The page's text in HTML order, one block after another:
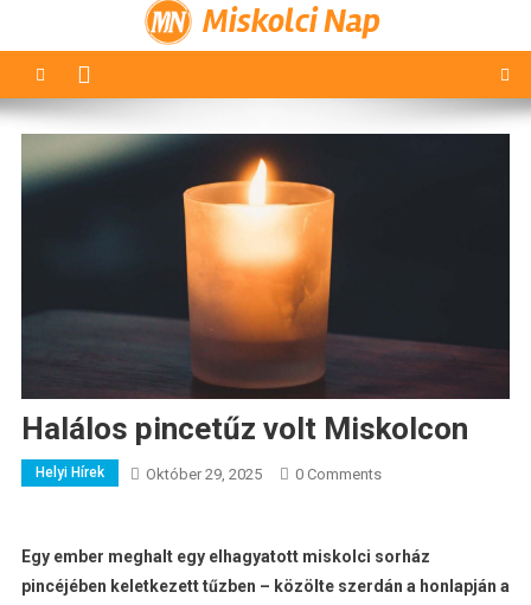
Miskolci Nap
Halálos pincetűz volt Miskolcon
Helyi Hírek Október 29, 2025 0 Comments
Egy ember meghalt egy elhagyatott miskolci sorház
pincéjében keletkezett tűzben – közölte szerdán a honlapján a